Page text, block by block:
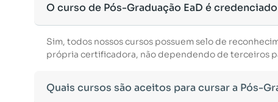
O curso de Pós-Graduação EaD é
Sim, todos nossos cursos possuem selo de
própria certificadora, não dependendo de terceiros
Quais cursos são aceitos para cursar a Pós-